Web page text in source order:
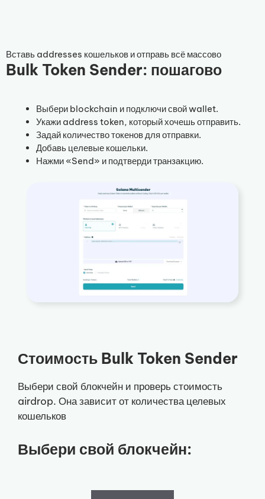
Вставь addresses кошельков и отправь всё массово
Bulk Token Sender: пошагово
Выбери blockchain и подключи свой wallet.
Укажи address token, который хочешь отправить.
Задай количество токенов для отправки.
Добавь целевые кошельки.
Нажми «Send» и подтверди транзакцию.
Стоимость Bulk Token Sender
Выбери свой блокчейн и проверь стоимость
airdrop. Она зависит от количества целевых
кошельков
Выбери свой блокчейн: